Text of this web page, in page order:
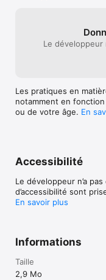
Le
Les pratiques en
notamment en
ou de votre âge. En
Accessibilité
Le développeur n’a
d’accessibilité sont
En savoir plus
Informations
Taille
2,9 Mo